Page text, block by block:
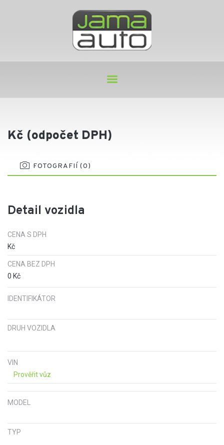
Kč (odpočet DPH)
FOTOGRAFIÍ (0)
Detail vozidla
CENA S DPH
Kč
CENA BEZ DPH
0 Kč
IDENTIFIKÁTOR
DRUH VOZIDLA
VIN
Prověřit vůz
MODEL
TYP